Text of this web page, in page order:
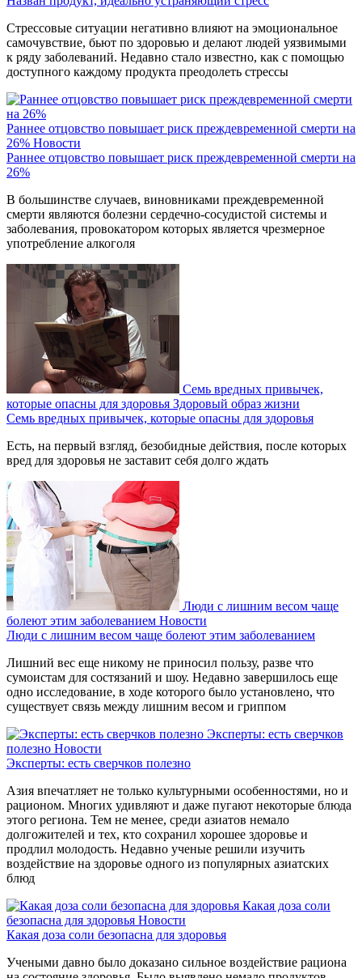
Стрессовые ситуации негативно влияют на эмоциональное
самочувствие, бьют по здоровью и делают людей уязвимыми
к ряду заболеваний. Недавно стало известно, как с помощью
доступного каждому продукта преодолеть стрессы
Раннее отцовство повышает риск преждевременной смерти на
26% Новости
Раннее отцовство повышает риск преждевременной смерти на
26%
В большинстве случаев, виновниками преждевременной
смерти являются болезни сердечно-сосудистой системы и
заболевания, провокатором которых является чрезмерное
употребление алкоголя
Семь вредных привычек,
которые опасны для здоровья Здоровый образ жизни
Семь вредных привычек, которые опасны для здоровья
Есть, на первый взгляд, безобидные действия, после которых
вред для здоровья не заставит себя долго ждать
Люди с лишним весом чаще
болеют этим заболеванием Новости
Люди с лишним весом чаще болеют этим заболеванием
Лишний вес еще никому не приносил пользу, разве что
сумоистам для состязаний и шоу. Недавно завершилось еще
одно исследование, в ходе которого было установлено, что
существует связь между лишним весом и гриппом
Эксперты: есть сверчков
полезно Новости
Эксперты: есть сверчков полезно
Азия впечатляет не только культурными особенностями, но и
рационом. Многих удивляют и даже пугают некоторые блюда
этого региона. Тем не менее, среди азиатов немало
долгожителей и тех, кто сохранил хорошее здоровье и
продлил молодость. Недавно ученые решили изучить
воздействие на здоровье одного из популярных азиатских
блюд
Какая доза соли
безопасна для здоровья Новости
Какая доза соли безопасна для здоровья
Учеными давно было доказано сильное воздействие рациона